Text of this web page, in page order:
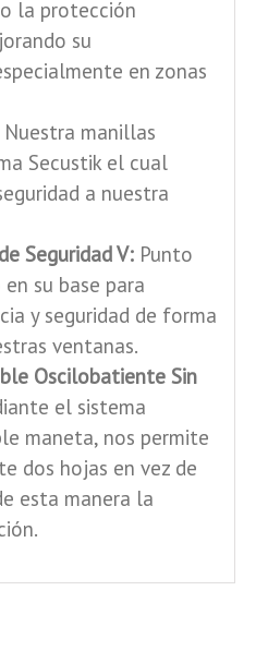
la protección
su
en zonas
manillas
Secustik el cual
a nuestra
Seguridad V:Punto
su base para
y seguridad de forma
ventanas.
Oscilobatiente Sin
el sistema
maneta, nos permite
dos hojas en vez de
esta manera la